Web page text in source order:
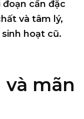
đoạn cần đặc
và tâm lý,
hoạt cũ.
mãn